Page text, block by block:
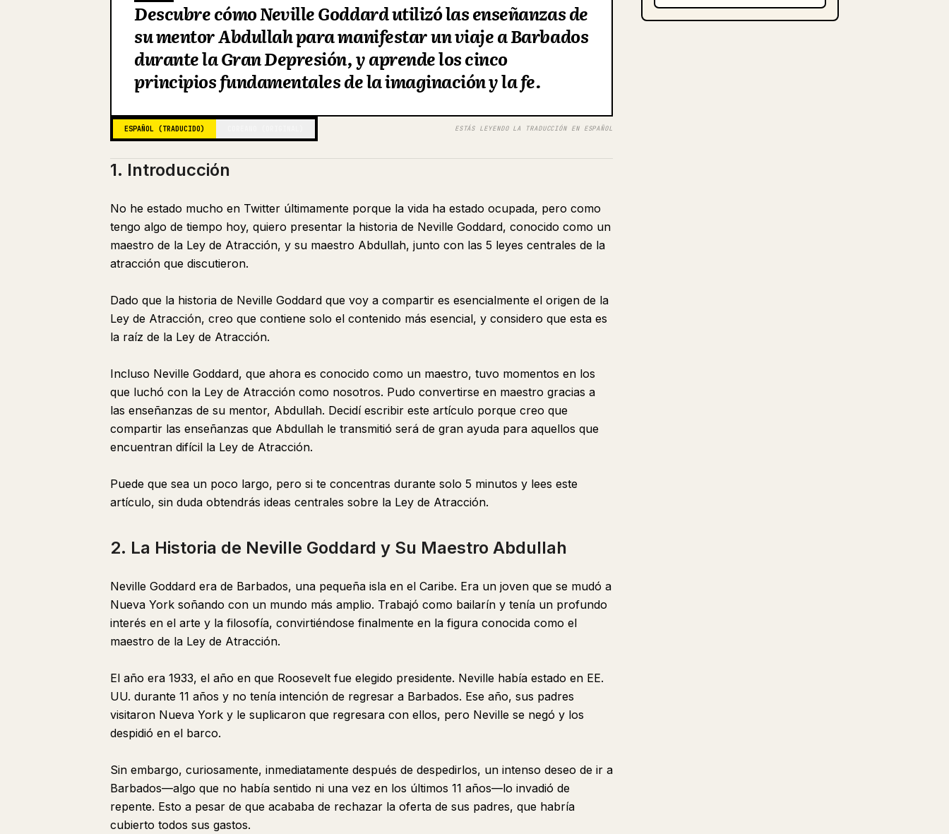
Descubre cómo Neville Goddard utilizó las enseñanzas de
su mentor Abdullah para manifestar un viaje a Barbados
durante la Gran Depresión, y aprende los cinco
principios fundamentales de la imaginación y la fe.
ESPAÑOL (TRADUCIDO) ESTÁS LEYENDO LA TRADUCCIÓN EN ESPAÑOL
1. Introducción
No he estado mucho en Twitter últimamente porque la vida ha estado ocupada, pero como
tengo algo de tiempo hoy, quiero presentar la historia de Neville Goddard, conocido como un
maestro de la Ley de Atracción, y su maestro Abdullah, junto con las 5 leyes centrales de la
atracción que discutieron.
Dado que la historia de Neville Goddard que voy a compartir es esencialmente el origen de la
Ley de Atracción, creo que contiene solo el contenido más esencial, y considero que esta es
la raíz de la Ley de Atracción.
Incluso Neville Goddard, que ahora es conocido como un maestro, tuvo momentos en los
que luchó con la Ley de Atracción como nosotros. Pudo convertirse en maestro gracias a
las enseñanzas de su mentor, Abdullah. Decidí escribir este artículo porque creo que
compartir las enseñanzas que Abdullah le transmitió será de gran ayuda para aquellos que
encuentran difícil la Ley de Atracción.
Puede que sea un poco largo, pero si te concentras durante solo 5 minutos y lees este
artículo, sin duda obtendrás ideas centrales sobre la Ley de Atracción.
2. La Historia de Neville Goddard y Su Maestro Abdullah
Neville Goddard era de Barbados, una pequeña isla en el Caribe. Era un joven que se mudó a
Nueva York soñando con un mundo más amplio. Trabajó como bailarín y tenía un profundo
interés en el arte y la filosofía, convirtiéndose finalmente en la figura conocida como el
maestro de la Ley de Atracción.
El año era 1933, el año en que Roosevelt fue elegido presidente. Neville había estado en EE.
UU. durante 11 años y no tenía intención de regresar a Barbados. Ese año, sus padres
visitaron Nueva York y le suplicaron que regresara con ellos, pero Neville se negó y los
despidió en el barco.
Sin embargo, curiosamente, inmediatamente después de despedirlos, un intenso deseo de ir a
Barbados—algo que no había sentido ni una vez en los últimos 11 años—lo invadió de
repente. Esto a pesar de que acababa de rechazar la oferta de sus padres, que habría
cubierto todos sus gastos.